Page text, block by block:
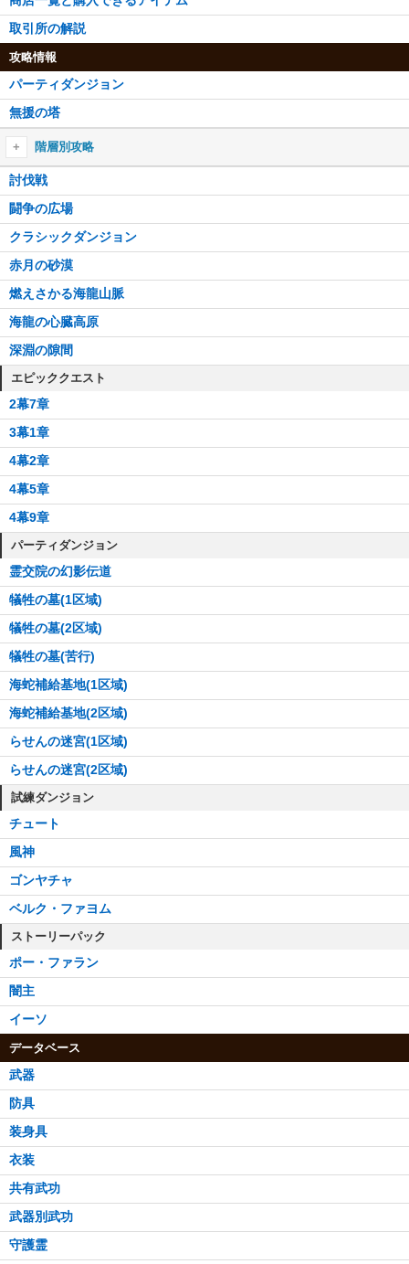
取引所の解説
攻略情報
パーティダンジョン
無援の塔
階層別攻略
23階
25階
30階
32階
35階
36階
討伐戦
闘争の広場
クラシックダンジョン
赤月の砂漠
燃えさかる海龍山脈
海龍の心臓高原
深淵の隙間
エピッククエスト
2幕7章
3幕1章
4幕2章
4幕5章
4幕9章
パーティダンジョン
霊交院の幻影伝道
犠牲の墓(1区域)
犠牲の墓(2区域)
犠牲の墓(苦行)
海蛇補給基地(1区域)
海蛇補給基地(2区域)
らせんの迷宮(1区域)
らせんの迷宮(2区域)
試練ダンジョン
チュート
風神
ゴンヤチャ
ベルク・ファヨム
ストーリーパック
ポー・ファラン
闇主
イーソ
データベース
武器
防具
装身具
衣装
共有武功
武器別武功
守護霊